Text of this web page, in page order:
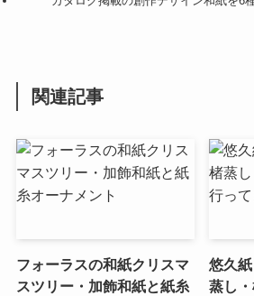
関連記事
フォーラスの和紙クリスマ
スツリー・加飾和紙と紙糸
悠久
蒸し